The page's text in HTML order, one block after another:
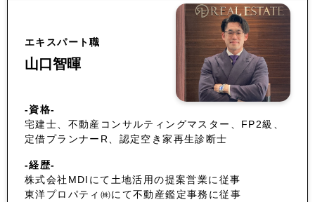
エキスパート職
山口智暉
-資格-
宅建士、不動産コンサルティングマスター、FP2級、
定借プランナーR、認定空き家再生診断士
-経歴-
株式会社MDIにて土地活用の提案営業に従事
東洋プロパティ㈱にて不動産鑑定事務に従事